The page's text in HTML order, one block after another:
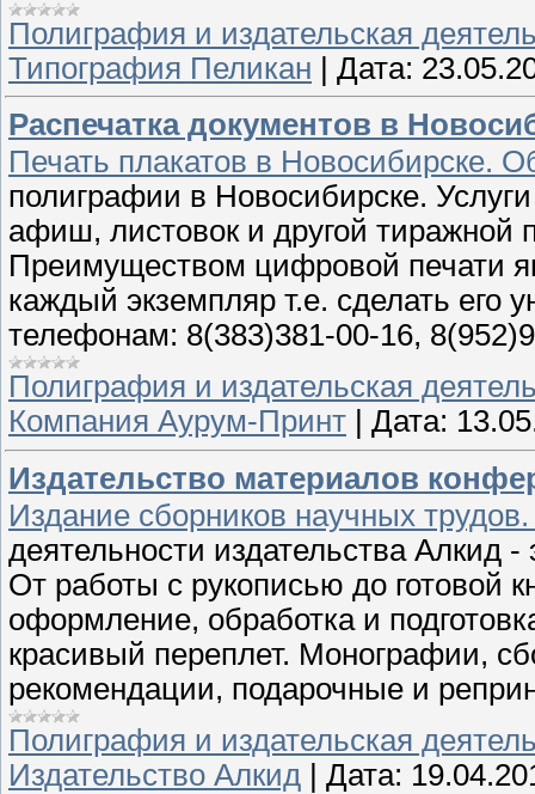
Полиграфия и издательская
Типография Пеликан
Дата:
Распечатка документов в
Печать плакатов в Новосибирске.
полиграфии в Новосибирске.
афиш, листовок и другой тиражной
Преимуществом цифровой печати
каждый экземпляр т.е. сделать
телефонам: 8(383)381-00-16,
Полиграфия и издательская
Компания Аурум-Принт
Дата:
Издательство материалов
Издание сборников научных
деятельности издательства Алкид -
От работы с рукописью до готовой
оформление, обработка и
красивый переплет. Монографии,
рекомендации, подарочные и
Полиграфия и издательская
Издательство Алкид
Дата: